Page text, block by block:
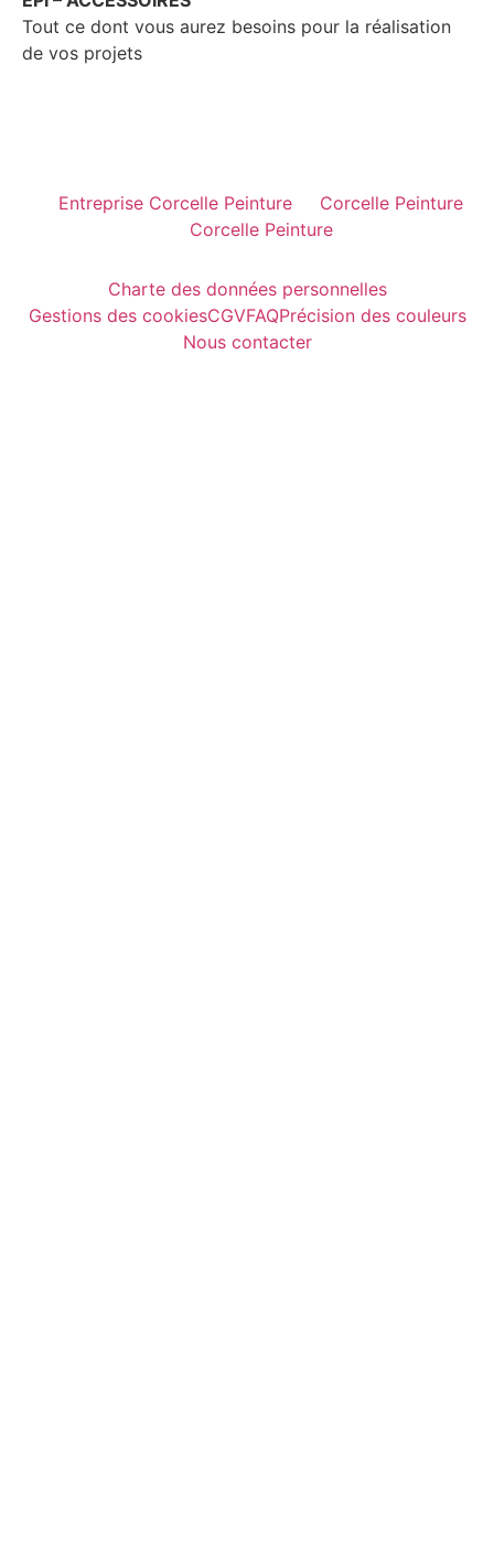
Tout ce dont vous aurez besoins pour la réalisation
de vos projets
Entreprise Corcelle Peinture
Corcelle Peinture
Corcelle Peinture
Charte des données personnelles
Gestions des cookiesCGVFAQPrécision des couleurs
Nous contacter